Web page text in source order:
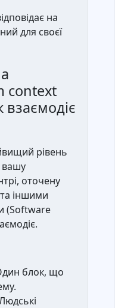
на
для своєї
context
взаємодіє
рівень
вашу
оточену
іншими
(Software
блок, що